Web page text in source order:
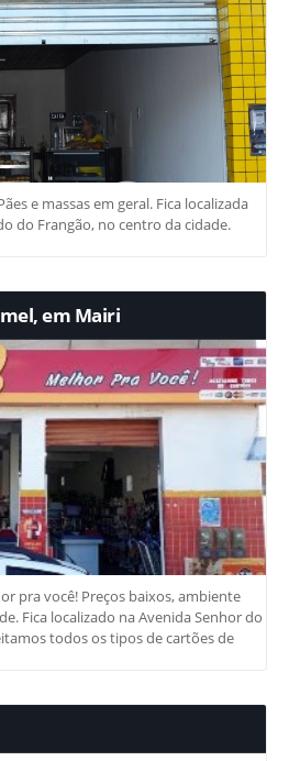
e massas em geral. Fica localizada
do Frangão, no centro da cidade.
em Mairi
pra você! Preços baixos, ambiente
Fica localizado na Avenida Senhor do
todos os tipos de cartões de